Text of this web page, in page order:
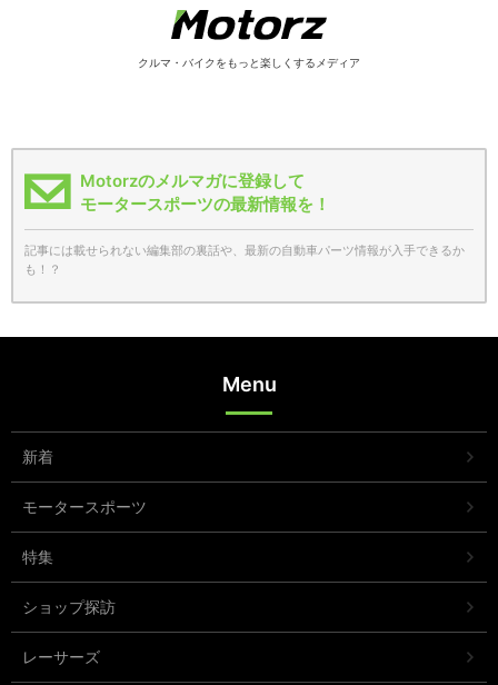
クルマ・バイクをもっと楽しくするメディア
Motorzのメルマガに登録して
モータースポーツの最新情報を！
記事には載せられない編集部の裏話や、最新の自動車パーツ情報が入手できるか
も！？
Menu
新着
モータースポーツ
特集
ショップ探訪
レーサーズ